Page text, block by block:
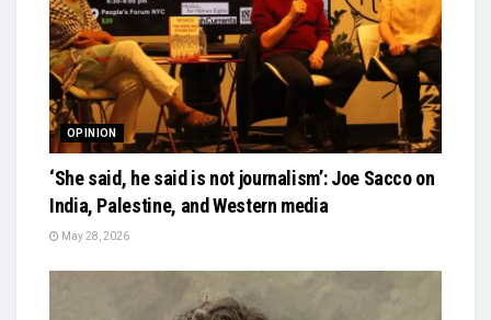
OPINION
‘She said, he said is not journalism’: Joe Sacco on
India, Palestine, and Western media
May 28, 2026